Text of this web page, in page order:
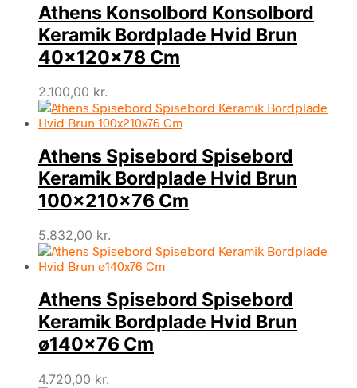
Athens Konsolbord Konsolbord
Keramik Bordplade Hvid Brun
40x120x78 Cm
2.100,00 kr.
Athens Spisebord Spisebord
Keramik Bordplade Hvid Brun
100x210x76 Cm
5.832,00 kr.
Athens Spisebord Spisebord
Keramik Bordplade Hvid Brun
ø140×76 Cm
4.720,00 kr.